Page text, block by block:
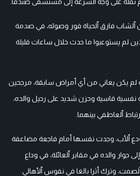
نقله على وجه ٱلسرعة إلى مستشفى صندفا.
ٱلشاب فارق ٱلحياة فور وصوله، في صدمة
لم يستوعبوا ما حدث خلال ساعات قليلة
يكن يعاني من أي أمراض سابقة، مرجحين
نفسية قاسية وحزن شديد على رحيل والده،
ٱلعاطفي بينهما.
تودع ٱلأب، وجدت نفسها أمام فاجعة مضاعفة
جوار والده في مقابر ٱلعائلة، في وداع
وترك أثرا بالغا في نفوس ٱلأهالي